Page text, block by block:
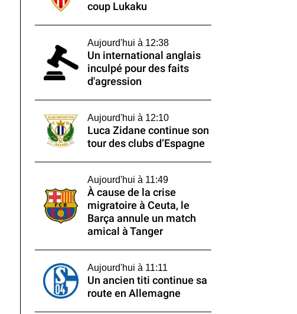
coup Lukaku
Aujourd'hui à 12:38
Un international anglais
inculpé pour des faits
d'agression
Aujourd'hui à 12:10
Luca Zidane continue son
tour des clubs d’Espagne
Aujourd'hui à 11:49
À cause de la crise
migratoire à Ceuta, le
Barça annule un match
amical à Tanger
Aujourd'hui à 11:11
Un ancien titi continue sa
route en Allemagne